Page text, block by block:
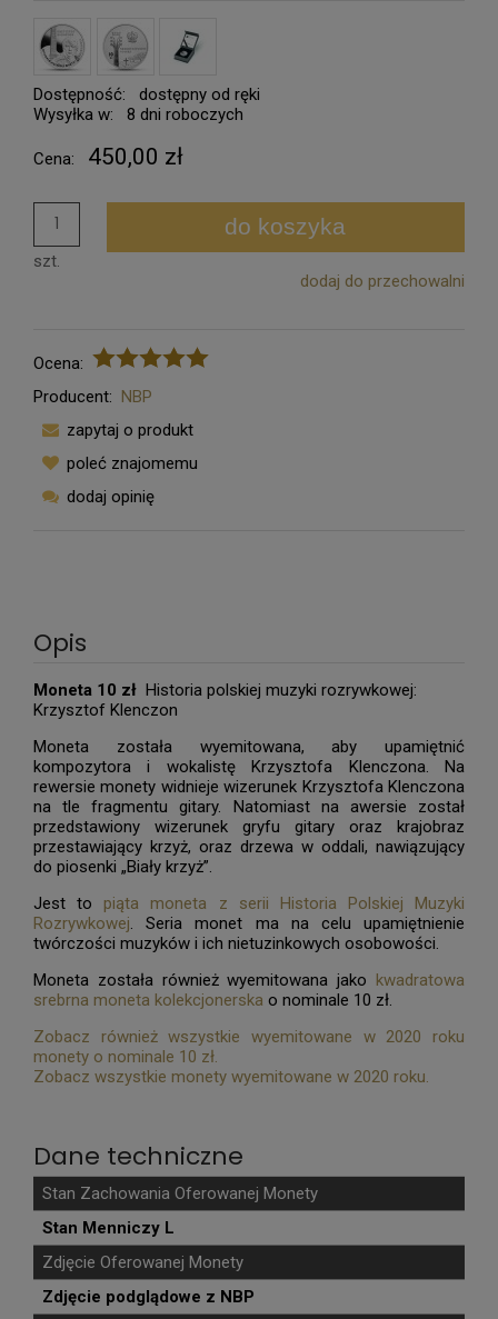
Dostępność:
dostępny od ręki
Wysyłka w:
8 dni roboczych
Cena: 450,00 zł
szt.
do koszyka
dodaj do przechowalni
Ocena:
Producent:
NBP
zapytaj o produkt
poleć znajomemu
dodaj opinię
Opis
Moneta 10 zł Historia polskiej muzyki rozrywkowej:
Krzysztof Klenczon
Moneta została wyemitowana, aby upamiętnić
kompozytora i wokalistę Krzysztofa Klenczona. Na
rewersie monety widnieje wizerunek Krzysztofa Klenczona
na tle fragmentu gitary. Natomiast na awersie został
przedstawiony wizerunek gryfu gitary oraz krajobraz
przestawiający krzyż, oraz drzewa w oddali, nawiązujący
do piosenki „Biały krzyż”.
Jest to piąta moneta z serii Historia Polskiej Muzyki
Rozrywkowej. Seria monet ma na celu upamiętnienie
twórczości muzyków i ich nietuzinkowych osobowości.
Moneta została również wyemitowana jako kwadratowa
srebrna moneta kolekcjonerska o nominale 10 zł.
Zobacz również wszystkie wyemitowane w 2020 roku
monety o nominale 10 zł.
Zobacz wszystkie monety wyemitowane w 2020 roku.
Dane techniczne
Stan Zachowania Oferowanej Monety
Stan Menniczy L
Zdjęcie Oferowanej Monety
Zdjęcie podglądowe z NBP